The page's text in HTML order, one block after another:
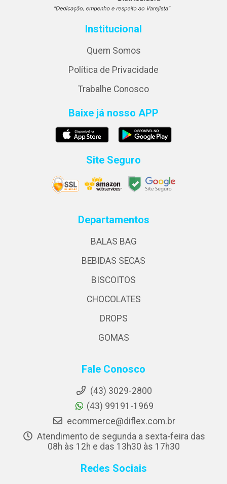
Institucional
Quem Somos
Política de Privacidade
Trabalhe Conosco
Baixe já nosso APP
Site Seguro
Departamentos
BALAS BAG
BEBIDAS SECAS
BISCOITOS
CHOCOLATES
DROPS
GOMAS
Fale Conosco
(43) 3029-2800
(43) 99191-1969
ecommerce@diflex.com.br
Atendimento de segunda a sexta-feira das
08h às 12h e das 13h30 às 17h30
Redes Sociais